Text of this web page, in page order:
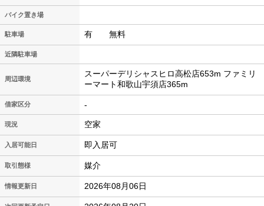
バイク置き場
駐車場 有 無料
近隣駐車場
周辺環境
スーパーデリシャスヒロ高松店653m ファミリ
ーマート和歌山宇須店365m
借家区分 -
現況 空家
入居可能日 即入居可
取引態様 媒介
情報更新日 2026年08月06日